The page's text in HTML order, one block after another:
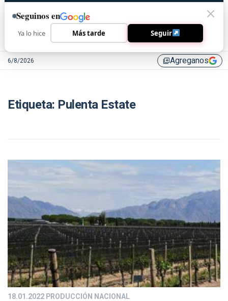
6/8/2026 library_addAgreganos
Etiqueta: Pulenta Estate
18.01.2022PRODUCCIÓN NACIONAL
Seguinos en
Ya lo hice Más tarde Seguir